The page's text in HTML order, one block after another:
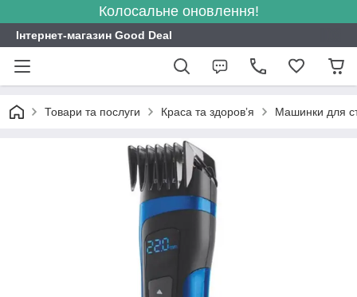
Колосальне оновлення!
Інтернет-магазин Good Deal
Товари та послуги Краса та здоровʼя Машинки для